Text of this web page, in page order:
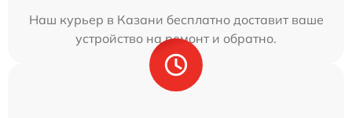
Наш курьер в Казани бесплатно доставит ваше
устройство на ремонт и обратно.